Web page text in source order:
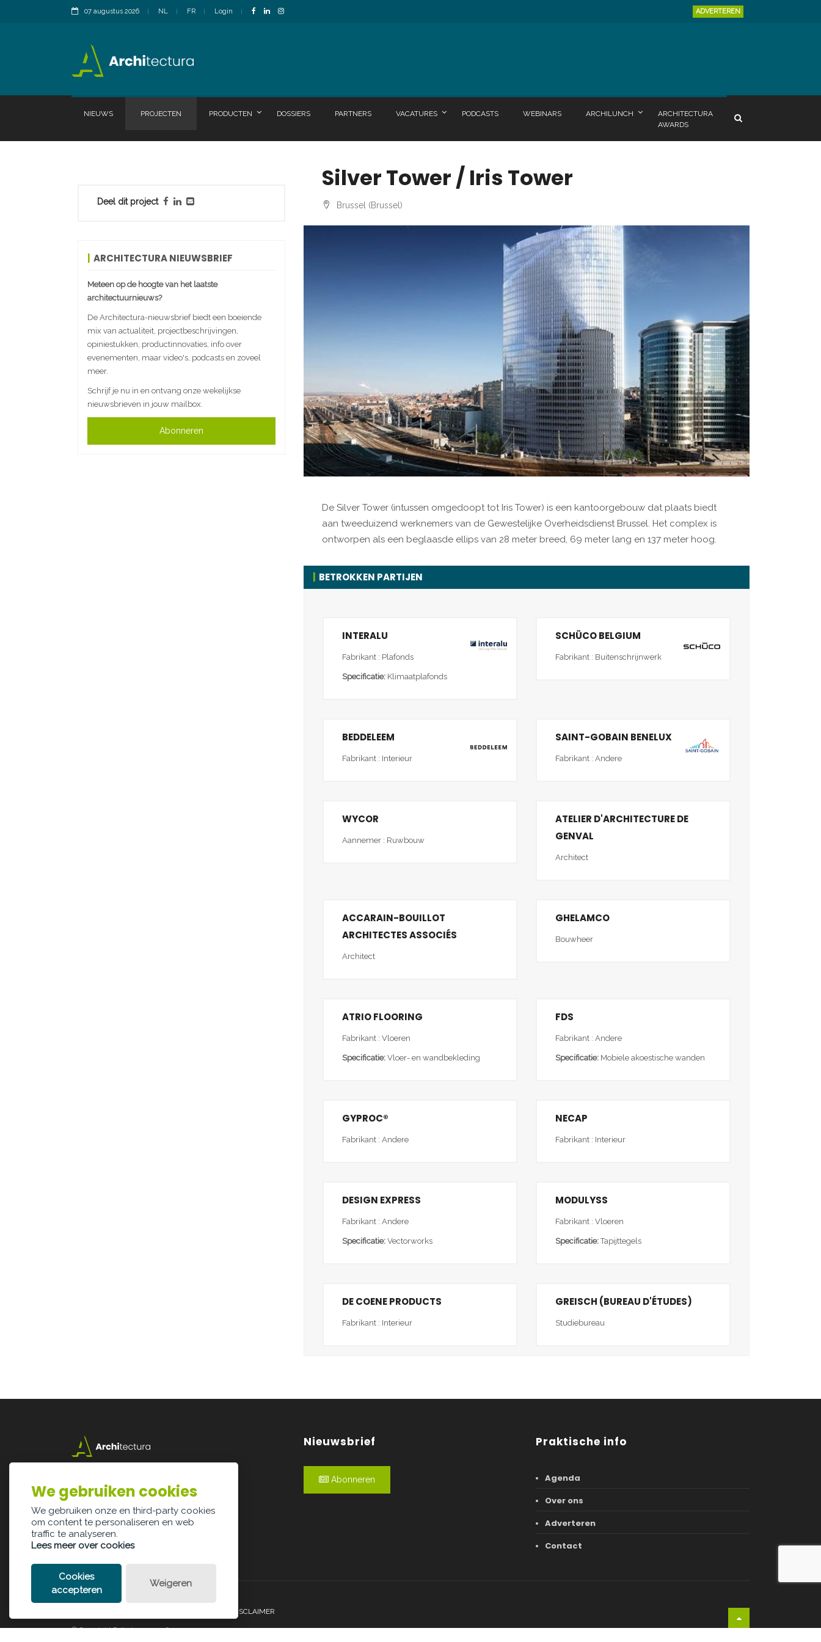
07 augustus 2026 NL FR Login ADVERTEREN
NIEUWS PROJECTEN PRODUCTEN DOSSIERS PARTNERS VACATURES PODCASTS WEBINARS ARCHILUNCH
ARCHITECTURA
AWARDS
Deel dit project
ARCHITECTURA NIEUWSBRIEF
Meteen op de hoogte van het laatste
architectuurnieuws?
De Architectura-nieuwsbrief biedt een boeiende
mix van actualiteit, projectbeschrijvingen,
opiniestukken, productinnovaties, info over
evenementen, maar video's, podcasts en zoveel
meer.
Schrijf je nu in en ontvang onze wekelijkse
nieuwsbrieven in jouw mailbox.
Abonneren
Silver Tower / Iris Tower
Brussel (Brussel)
De Silver Tower (intussen omgedoopt tot Iris Tower) is een kantoorgebouw dat plaats biedt
aan tweeduizend werknemers van de Gewestelijke Overheidsdienst Brussel. Het complex is
ontworpen als een beglaasde ellips van 28 meter breed, 69 meter lang en 137 meter hoog.
BETROKKEN PARTIJEN
INTERALU
Fabrikant : Plafonds
Specificatie: Klimaatplafonds
SCHÜCO BELGIUM
Fabrikant : Buitenschrijnwerk
BEDDELEEM
Fabrikant : Interieur
SAINT-GOBAIN BENELUX
Fabrikant : Andere
WYCOR
Aannemer : Ruwbouw
ATELIER D'ARCHITECTURE DE
GENVAL
Architect
ACCARAIN-BOUILLOT
ARCHITECTES ASSOCIÉS
Architect
GHELAMCO
Bouwheer
ATRIO FLOORING
Fabrikant : Vloeren
Specificatie: Vloer- en wandbekleding
FDS
Fabrikant : Andere
Specificatie: Mobiele akoestische wanden
GYPROC®
Fabrikant : Andere
NECAP
Fabrikant : Interieur
DESIGN EXPRESS
Fabrikant : Andere
Specificatie: Vectorworks
MODULYSS
Fabrikant : Vloeren
Specificatie:Tapijttegels
DE COENE PRODUCTS
Fabrikant : Interieur
GREISCH (BUREAU D'ÉTUDES)
Studiebureau
3500 Hasselt
info@architectura.be
Nieuwsbrief
Abonneren
Praktische info
Agenda
Over ons
Adverteren
Contact
LEGAL DISCLAIMER
© Copyright Palindroom 2026
We gebruiken cookies
We gebruiken onze en third-party cookies
om content te personaliseren en web
traffic te analyseren.
Lees meer over cookies
Cookies
accepteren
Weigeren